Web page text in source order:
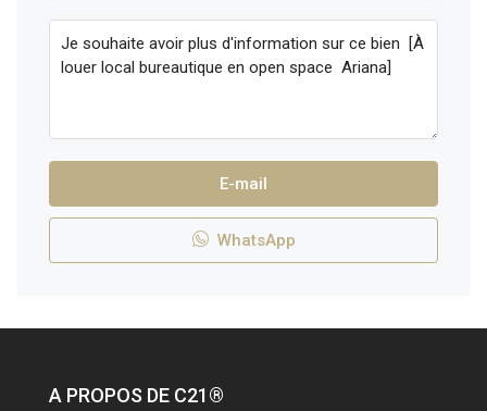
E-mail
WhatsApp
A PROPOS DE C21®